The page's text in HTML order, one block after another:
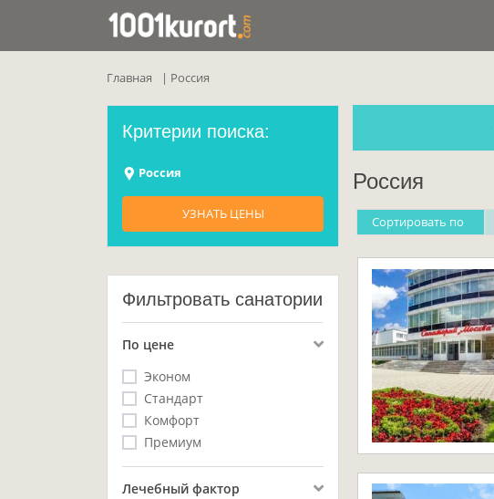
Главная Россия
Критерии поиска:
Россия
УЗНАТЬ ЦЕНЫ
Фильтровать санатории
По цене
Эконом
Стандарт
Комфорт
Премиум
Лечебный фактор
Россия
Cортировать по